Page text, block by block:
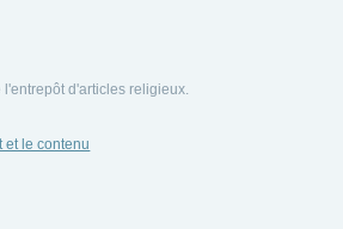
l'entrepôt d'articles religieux.
et le contenu